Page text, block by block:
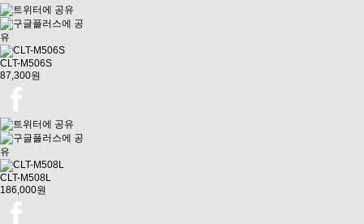
CLT-M506S
87,300원
CLT-M508L
186,000원